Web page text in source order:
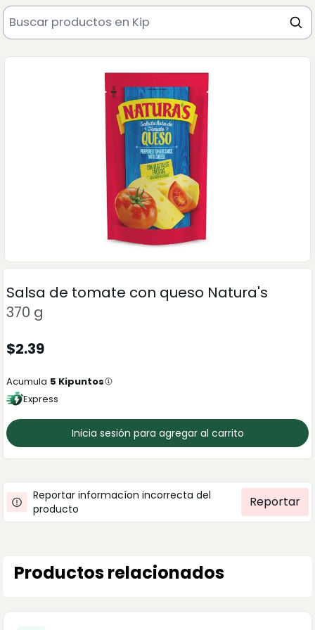
Salsa de tomate con queso Natura's
370 g
$2.39
Acumula 5 Kipuntos
Express
Inicia sesión para agregar al carrito
Reportar informacíon incorrecta del
producto
Reportar
Productos relacionados